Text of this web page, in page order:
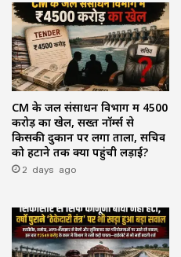
CM के जल संसाधन विभाग में ₹4500
करोड़ का खेल, सख्त नॉर्म्स से
किसकी दुकान पर लगा ताला, सचिव
को हटाने तक क्यों पहुंची लड़ाई?
2 days ago